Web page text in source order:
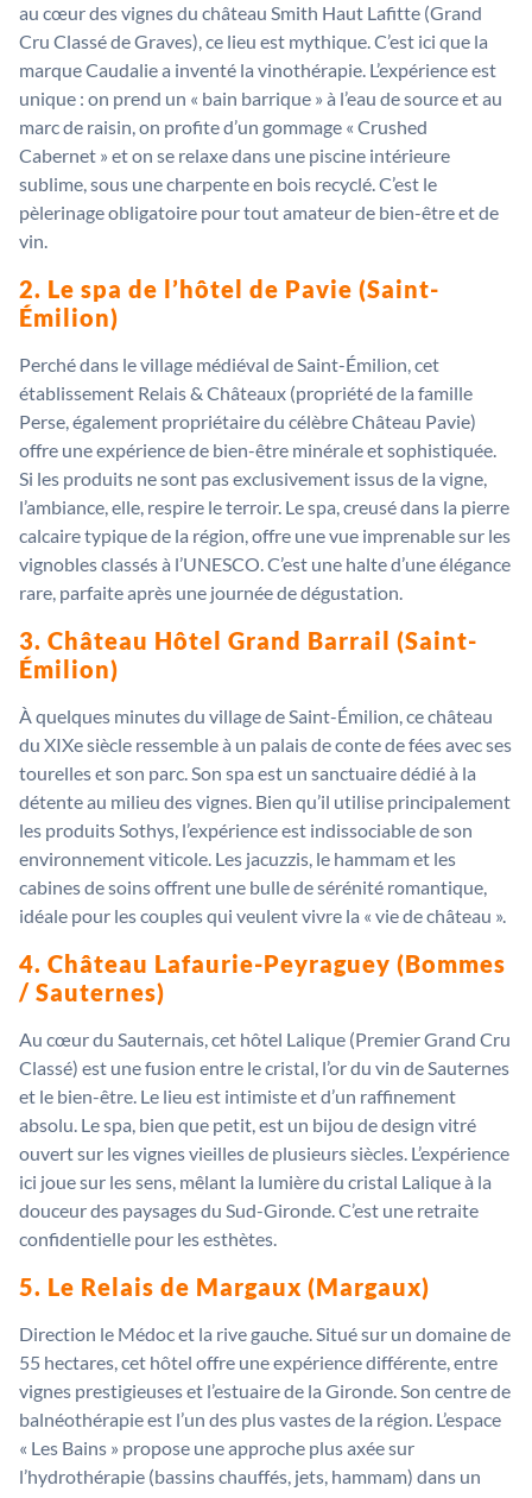
au cœur des vignes du château Smith Haut Lafitte (Grand
Cru Classé de Graves), ce lieu est mythique. C’est ici que la
marque Caudalie a inventé la vinothérapie. L’expérience est
unique : on prend un « bain barrique » à l’eau de source et au
marc de raisin, on profite d’un gommage « Crushed
Cabernet » et on se relaxe dans une piscine intérieure
sublime, sous une charpente en bois recyclé. C’est le
pèlerinage obligatoire pour tout amateur de bien-être et de
vin.
2. Le spa de l’hôtel de Pavie (Saint-
Émilion)
Perché dans le village médiéval de Saint-Émilion, cet
établissement Relais & Châteaux (propriété de la famille
Perse, également propriétaire du célèbre Château Pavie)
offre une expérience de bien-être minérale et sophistiquée.
Si les produits ne sont pas exclusivement issus de la vigne,
l’ambiance, elle, respire le terroir. Le spa, creusé dans la pierre
calcaire typique de la région, offre une vue imprenable sur les
vignobles classés à l’UNESCO. C’est une halte d’une élégance
rare, parfaite après une journée de dégustation.
3. Château Hôtel Grand Barrail (Saint-
Émilion)
À quelques minutes du village de Saint-Émilion, ce château
du XIXe siècle ressemble à un palais de conte de fées avec ses
tourelles et son parc. Son spa est un sanctuaire dédié à la
détente au milieu des vignes. Bien qu’il utilise principalement
les produits Sothys, l’expérience est indissociable de son
environnement viticole. Les jacuzzis, le hammam et les
cabines de soins offrent une bulle de sérénité romantique,
idéale pour les couples qui veulent vivre la « vie de château ».
4. Château Lafaurie-Peyraguey (Bommes
/ Sauternes)
Au cœur du Sauternais, cet hôtel Lalique (Premier Grand Cru
Classé) est une fusion entre le cristal, l’or du vin de Sauternes
et le bien-être. Le lieu est intimiste et d’un raffinement
absolu. Le spa, bien que petit, est un bijou de design vitré
ouvert sur les vignes vieilles de plusieurs siècles. L’expérience
ici joue sur les sens, mêlant la lumière du cristal Lalique à la
douceur des paysages du Sud-Gironde. C’est une retraite
confidentielle pour les esthètes.
5. Le Relais de Margaux (Margaux)
Direction le Médoc et la rive gauche. Situé sur un domaine de
55 hectares, cet hôtel offre une expérience différente, entre
vignes prestigieuses et l’estuaire de la Gironde. Son centre de
balnéothérapie est l’un des plus vastes de la région. L’espace
« Les Bains » propose une approche plus axée sur
l’hydrothérapie (bassins chauffés, jets, hammam) dans un